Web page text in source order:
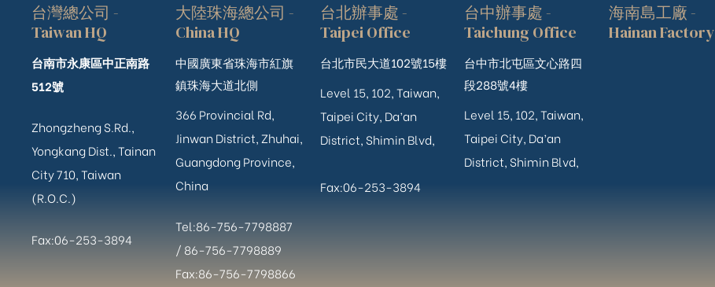
台灣總公司 -
Taiwan HQ
台南市永康區中正南路
512號
Zhongzheng S.Rd.,
Yongkang Dist., Tainan
City 710, Taiwan
(R.O.C.)
Fax:06-253-3894
大陸珠海總公司 -
China HQ
中國廣東省珠海市紅旗
鎮珠海大道北側
366 Provincial Rd,
Jinwan District, Zhuhai,
Guangdong Province,
China
Tel:86-756-7798887
/ 86-756-7798889
Fax:86-756-7798866
台北辦事處 -
Taipei Office
台北市民大道102號15樓
Level 15, 102, Taiwan,
Taipei City, Da’an
District, Shimin Blvd,
Fax:06-253-3894
台中辦事處 -
Taichung Office
台中市北屯區文心路四
段288號4樓
Level 15, 102, Taiwan,
Taipei City, Da’an
District, Shimin Blvd,
海南島工廠 -
Hainan Factory